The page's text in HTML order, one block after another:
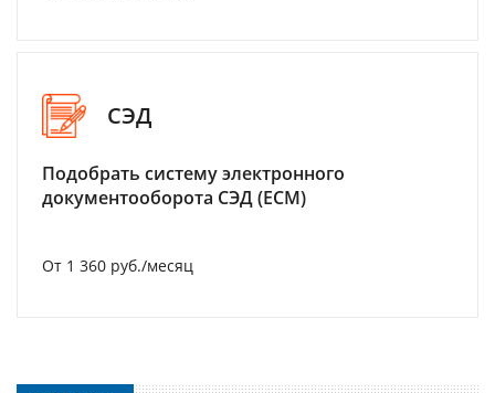
СЭД
Подобрать систему электронного
документооборота СЭД (ECM)
От 1 360 руб./месяц